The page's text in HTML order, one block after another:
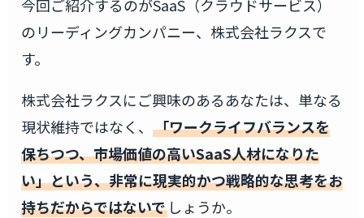
今回ご紹介するのがSaaS（クラウドサービス）
のリーディングカンパニー、株式会社ラクスで
す。
株式会社ラクスにご興味のあるあなたは、単なる
現状維持ではなく、 「ワークライフバランスを
保ちつつ、市場価値の高いSaaS人材になりた
い」という、非常に現実的かつ戦略的な思考をお
持ちだからではないでしょうか。